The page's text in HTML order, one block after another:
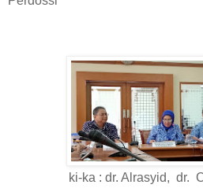
ki-ka : dr. Alrasyid, dr.